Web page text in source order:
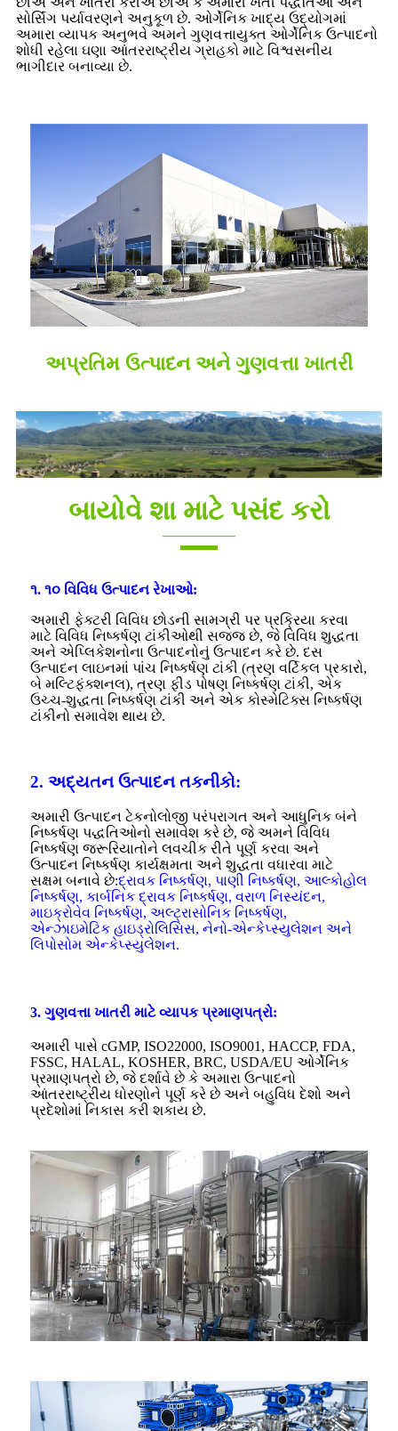
સોર્સિંગ પર્યાવરણને અનુકૂળ છે. ઓર્ગેનિક ખાદ્ય ઉદ્યોગમાં
અમારા વ્યાપક અનુભવે અમને ગુણવત્તાયુક્ત ઓર્ગેનિક ઉત્પાદનો
શોધી રહેલા ઘણા આંતરરાષ્ટ્રીય ગ્રાહકો માટે વિશ્વસનીય
ભાગીદાર બનાવ્યા છે.
અપ્રતિમ ઉત્પાદન અને ગુણવત્તા ખાતરી
બાયોવે શા માટે પસંદ કરો
૧. ૧૦ વિવિધ ઉત્પાદન રેખાઓ:
અમારી ફેક્ટરી વિવિધ છોડની સામગ્રી પર પ્રક્રિયા કરવા
માટે વિવિધ નિષ્કર્ષણ ટાંકીઓથી સજ્જ છે, જે વિવિધ શુદ્ધતા
અને એપ્લિકેશનોના ઉત્પાદનોનું ઉત્પાદન કરે છે. દસ
ઉત્પાદન લાઇનમાં પાંચ નિષ્કર્ષણ ટાંકી (ત્રણ વર્ટિકલ પ્રકારો,
બે મલ્ટિફંક્શનલ), ત્રણ ફીડ પોષણ નિષ્કર્ષણ ટાંકી, એક
ઉચ્ચ-શુદ્ધતા નિષ્કર્ષણ ટાંકી અને એક કોસ્મેટિક્સ નિષ્કર્ષણ
ટાંકીનો સમાવેશ થાય છે.
2. અદ્યતન ઉત્પાદન તકનીકો:
અમારી ઉત્પાદન ટેકનોલોજી પરંપરાગત અને આધુનિક બંને
નિષ્કર્ષણ પદ્ધતિઓનો સમાવેશ કરે છે, જે અમને વિવિધ
નિષ્કર્ષણ જરૂરિયાતોને લવચીક રીતે પૂર્ણ કરવા અને
ઉત્પાદન નિષ્કર્ષણ કાર્યક્ષમતા અને શુદ્ધતા વધારવા માટે
સક્ષમ બનાવે છે:દ્રાવક નિષ્કર્ષણ, પાણી નિષ્કર્ષણ, આલ્કોહોલ
નિષ્કર્ષણ, કાર્બનિક દ્રાવક નિષ્કર્ષણ, વરાળ નિસ્યંદન,
માઇક્રોવેવ નિષ્કર્ષણ, અલ્ટ્રાસોનિક નિષ્કર્ષણ,
એન્ઝાઇમેટિક હાઇડ્રોલિસિસ, નેનો-એન્કેપ્સ્યુલેશન અને
લિપોસોમ એન્કેપ્સ્યુલેશન.
3. ગુણવત્તા ખાતરી માટે વ્યાપક પ્રમાણપત્રો:
અમારી પાસે cGMP, ISO22000, ISO9001, HACCP, FDA,
FSSC, HALAL, KOSHER, BRC, USDA/EU ઓર્ગેનિક
પ્રમાણપત્રો છે, જે દર્શાવે છે કે અમારા ઉત્પાદનો
આંતરરાષ્ટ્રીય ધોરણોને પૂર્ણ કરે છે અને બહુવિધ દેશો અને
પ્રદેશોમાં નિકાસ કરી શકાય છે.